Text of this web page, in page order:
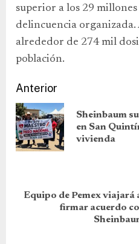
superior a los 29 millones
delincuencia organizada.
alrededor de 274 mil
población.
Anterior
Sheinbaum
en San
vivienda
Equipo de Pemex viajará
firmar acuerdo